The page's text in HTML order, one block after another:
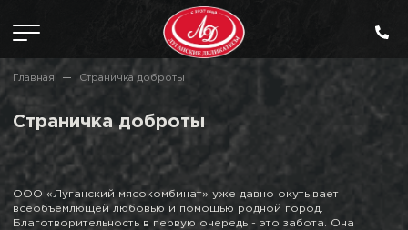
Главная Страничка доброты
Страничка доброты
ООО «Луганский мясокомбинат» уже давно окутывает
всеобъемлющей любовью и помощью родной город.
Благотворительность в первую очередь - это забота. Она